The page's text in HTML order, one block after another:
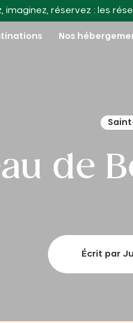
imaginez, réservez : les
Nos
de
Écrit par